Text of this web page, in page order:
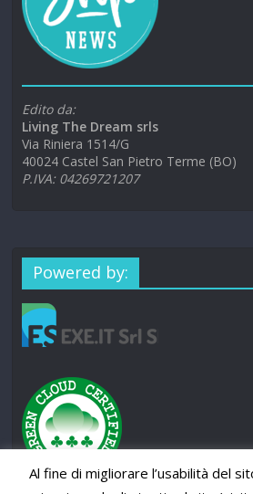
Edito da:
Living The Dream srls
Via Riniera 1514/G
40024 Castel San Pietro Terme (BO)
P.IVA: 04269721207
Powered by:
Al fine di migliorare l’usabilità del